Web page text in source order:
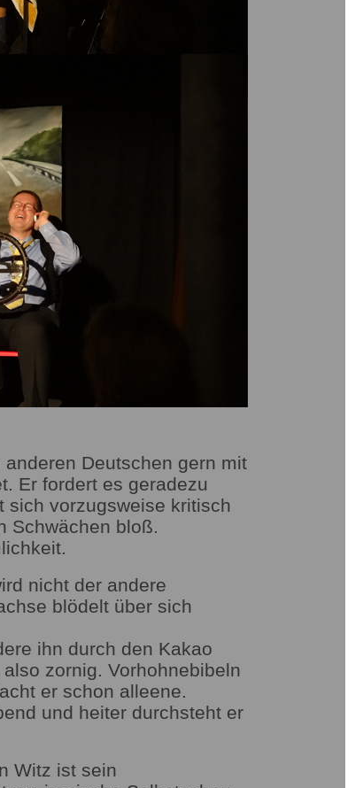
Deutschen gern mit
Er fordert es geradezu
sich vorzugsweise kritisch
Schwächen bloß.
nicht der andere
blödelt über sich
ihn durch den Kakao
zornig. Vorhohnebibeln
er schon alleene.
und heiter durchsteht er
Witz ist sein